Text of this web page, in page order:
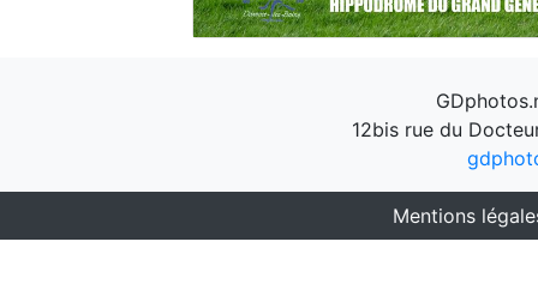
12bis rue du
Mentions